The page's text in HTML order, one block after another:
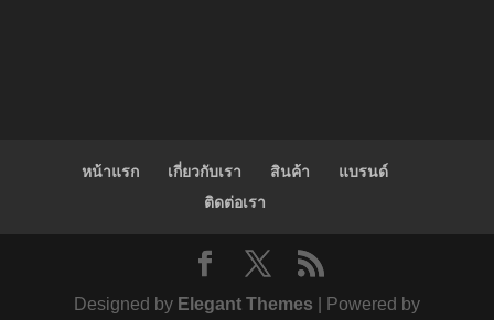
หน้าแรก เกี่ยวกับเรา สินค้า
แบรนด์
ติดต่อเรา
Designed by Elegant Themes | Powered by